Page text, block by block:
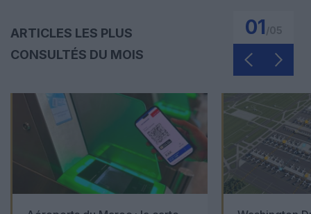
ARTICLES LES PLUS
CONSULTÉS DU MOIS
01